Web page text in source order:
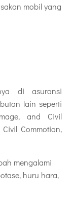
mobil yang
di asuransi
lain seperti
and Civil
Commotion,
mengalami
huru hara,